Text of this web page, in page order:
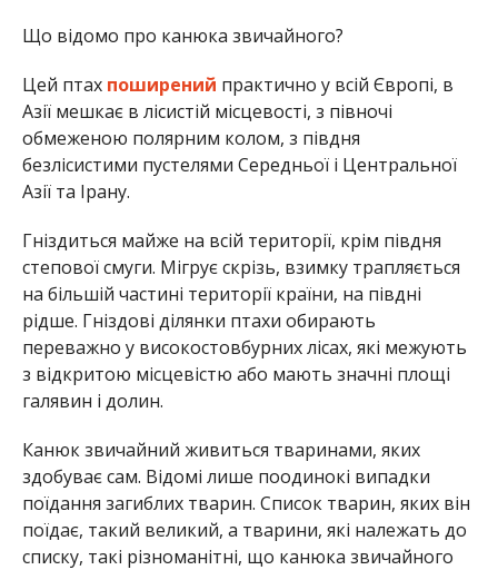
Що відомо про канюка звичайного?
Цей птах поширений практично у всій Європі, в
Азії мешкає в лісистій місцевості, з півночі
обмеженою полярним колом, з півдня
безлісистими пустелями Середньої і Центральної
Азії та Ірану.
Гніздиться майже на всій території, крім півдня
степової смуги. Мігрує скрізь, взимку трапляється
на більшій частині території країни, на півдні
рідше. Гніздові ділянки птахи обирають
переважно у високостовбурних лісах, які межують
з відкритою місцевістю або мають значні площі
галявин і долин.
Канюк звичайний живиться тваринами, яких
здобуває сам. Відомі лише поодинокі випадки
поїдання загиблих тварин. Список тварин, яких він
поїдає, такий великий, а тварини, які належать до
списку, такі різноманітні, що канюка звичайного